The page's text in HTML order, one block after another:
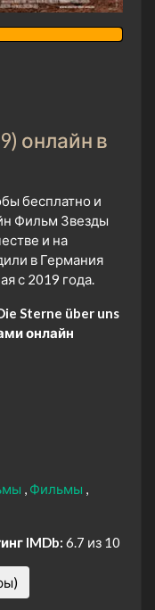
онлайн в
бесплатно и
Фильм Звезды
и на
в Германия
с 2019 года.
Sterne über uns
онлайн
Фильмы
IMDb: 6.7 из 10